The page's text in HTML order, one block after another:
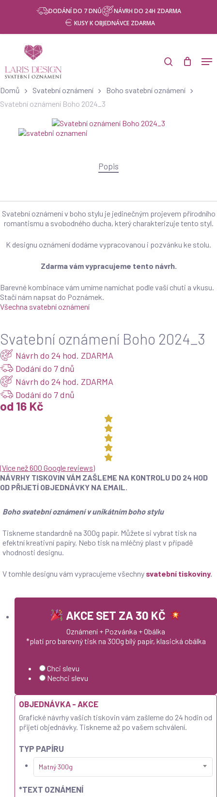
contentProducts
search
DODÁNÍ DO 7 DNŮ
NÁVRH DO 24H ZDARMA
KUSY K OBJEDNÁVCE ZDARMA
search
Domů Svatební oznámení
Boho svatební oznámení
Svatební oznámení Boho 2024_3
Popis
Svatební oznámení v boho stylu je jedinečným projevem přírodního
romantismu a svobodného ducha, který charakterizuje tento styl.
K designu oznámení dodáme vypracovanou i pozvánku ke stolu.
Zdarma vám vypracujeme tento návrh.
Barevné kombinace vám umíme namíchat podle vaší chuti a vkusu.
Stačí nám napsat do Poznámek.
Všechna svatební oznámení
Svatební oznámení Boho 2024_3
Návrh do 24 hod. ZDARMA
Dodání do 7 dnů
Návrh do 24 hod. ZDARMA
Dodání do 7 dnů
od 16 Kč
(Více než 600 Google reviews)
NÁVRHY TISKOVIN VÁM ZAŠLEME NA KONTROLU DO 24 HOD
OD PŘIJETÍ OBJEDNÁVKY NA EMAIL.
Boho svatební oznámení v unikátním boho stylu
Tiskneme standardně na 300g papír. Můžete si vybrat tisk na
efektní kreativní papíry. Nebo tisk na mléčný plast v případě
vhodnosti designu.
V tomhle designu vám vypracujeme všechny svatební tiskoviny.
AKCE SET ZA 30 KČ
Oznámení + Pozvánka + Obálka
*platí pro barevný tisk na 300g bílý papír, klasická obálka
Chci slevu
Nechci slevu
OBJEDNÁVKA - AKCE
Grafické návrhy vašich tiskovin vám zašleme do 24 hodin od
přijetí objednávky. Tiskneme až po vašem schválení.
TYP PAPÍRU
Matný 300g
*TEXT OZNÁMENÍ